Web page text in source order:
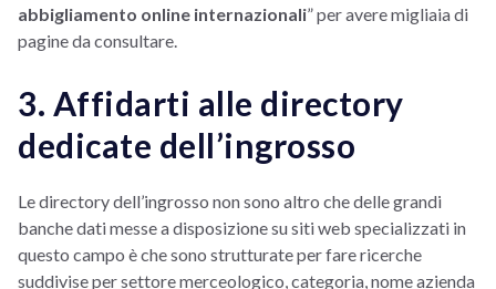
abbigliamento online internazionali” per avere migliaia di
pagine da consultare.
3. Affidarti alle directory
dedicate dell’ingrosso
Le directory dell’ingrosso non sono altro che delle grandi
banche dati messe a disposizione su siti web specializzati in
questo campo è che sono strutturate per fare ricerche
suddivise per settore merceologico, categoria, nome azienda